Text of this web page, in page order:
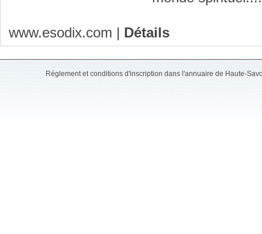
www.esodix.com | Détails
Réglement et conditions d'inscription dans l'annuaire de Haute-